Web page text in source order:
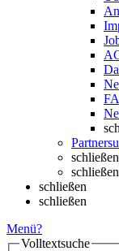
schließen
schließen
schließen
schließen
Menü?
Volltextsuche